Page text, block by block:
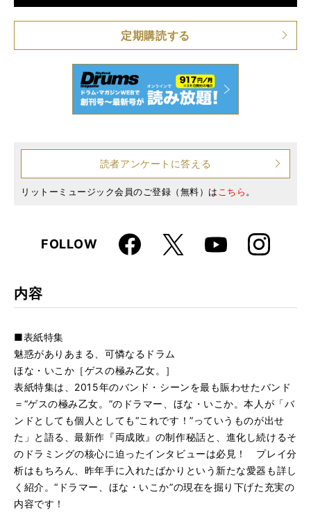
仕様 A4変形判 / 168ページ / CD付き
定期購読する
読者アンケートに答える
リットーミュージック会員のご登録（無料）はこちら。
FOLLOWFaceboo
k
X Youtube Instagra
m
内容
■表紙特集
魅惑がありあまる、可憐なるドラム
ほな・いこか［ゲスの極み乙女。］
表紙特集は、2015年のバンド・シーンを最も賑わせたバンド
＝“ゲスの極み乙女。”のドラマー、ほな・いこか。本人が「バ
ンドとしても個人としても“これです！”っていうものが出せ
た」と語る、最新作『両成敗』の制作秘話と、進化し続けるそ
のドラミングの核心に迫ったインタビューは必見！ プレイ分
析はもちろん、昨年手に入れたばかりという新たな愛器も詳し
く紹介。“ドラマー、ほな・いこか”の現在を掘り下げた充実の
内容です！